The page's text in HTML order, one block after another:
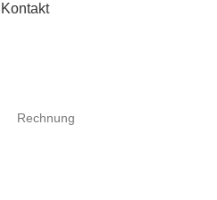
Kontakt
Rechnung